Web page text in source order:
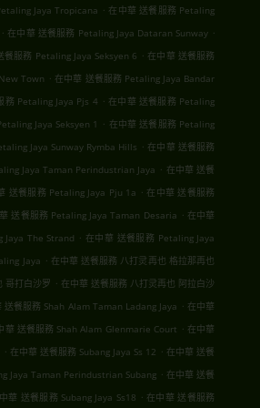
Jaya Tropicana . 在中華 送餐服務 Petaling
. 在中華 送餐服務 Petaling Jaya Dataran Sunway .
餐服務 Petaling Jaya Seksyen 6 . 在中華 送餐服務
Town . 在中華 送餐服務 Petaling Jaya Bandar
務 Petaling Jaya Pjs 4 . 在中華 送餐服務 Petaling
Jaya Seksyen 1 . 在中華 送餐服務 Petaling
Jaya Sunway Rymba Hills . 在中華 送餐服務
Jaya Taman Perindustrian Jaya . 在中華 送餐
送餐服務 Petaling Jaya Pju 1a . 在中華 送餐服務
送餐服務 Petaling Jaya Taman Desaria . 在中華
Jaya The Strand . 在中華 送餐服務 Petaling Jaya
Jaya . 在中華 送餐服務 八打灵再也 格拉那再也
哥打白沙罗 . 在中華 送餐服務 八打灵再也 阿拉白沙
送餐服務 Shah Alam Taman Ladang Jaya . 在中華
華 送餐服務 Shah Alam Glenmarie Court . 在中華
. 在中華 送餐服務 Subang Jaya Ss 12 . 在中華 送餐
Jaya Taman Perindustrian Subang . 在中華 送餐
華 送餐服務 Subang Jaya Ss18 . 在中華 送餐服務